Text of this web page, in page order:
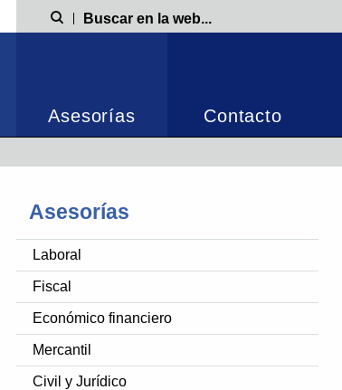
Búsqueda
Asesorías Contacto
Asesorías
Laboral
Fiscal
Económico financiero
Mercantil
Civil y Jurídico